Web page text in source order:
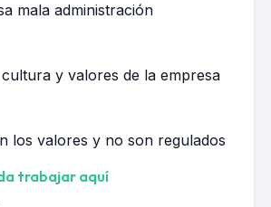
mala administración
y valores de la empresa
los valores y no son regulados
trabajar aquí